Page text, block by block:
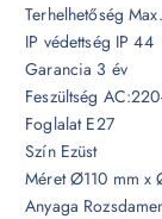
Terhelhetőség
IP védettség IP 44
Garancia 3 év
Feszültség
Foglalat E27
Szín Ezüst
Méret Ø110 mm x
Anyaga